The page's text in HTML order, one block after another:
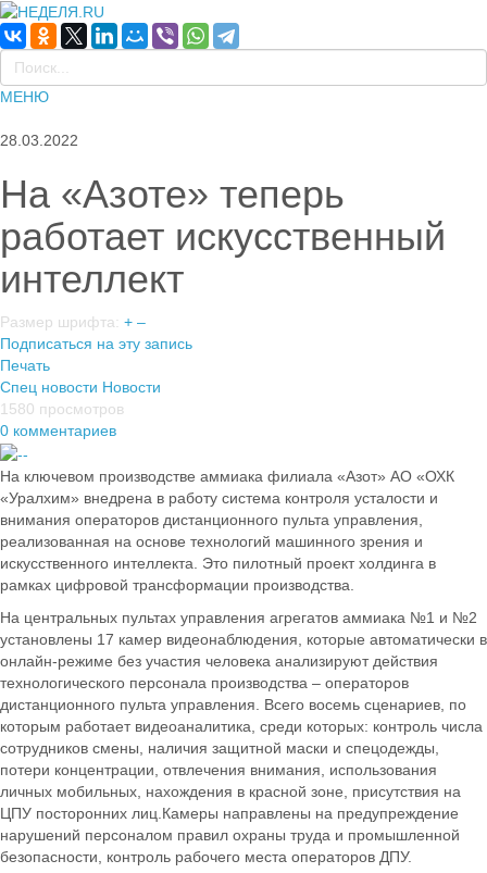
МЕНЮ
28.03.2022
На «Азоте» теперь
работает искусственный
интеллект
Размер шрифта: + –
Подписаться на эту запись
Печать
Спец новости Новости
1580 просмотров
0 комментариев
На ключевом производстве аммиака филиала «Азот» АО «ОХК
«Уралхим» внедрена в работу система контроля усталости и
внимания операторов дистанционного пульта управления,
реализованная на основе технологий машинного зрения и
искусственного интеллекта. Это пилотный проект холдинга в
рамках цифровой трансформации производства.
На центральных пультах управления агрегатов аммиака №1 и №2
установлены 17 камер видеонаблюдения, которые автоматически в
онлайн-режиме без участия человека анализируют действия
технологического персонала производства – операторов
дистанционного пульта управления. Всего восемь сценариев, по
которым работает видеоаналитика, среди которых: контроль числа
сотрудников смены, наличия защитной маски и спецодежды,
потери концентрации, отвлечения внимания, использования
личных мобильных, нахождения в красной зоне, присутствия на
ЦПУ посторонних лиц.Камеры направлены на предупреждение
нарушений персоналом правил охраны труда и промышленной
безопасности, контроль рабочего места операторов ДПУ.